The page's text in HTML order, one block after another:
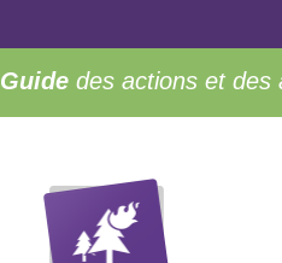
Guide des actions et des